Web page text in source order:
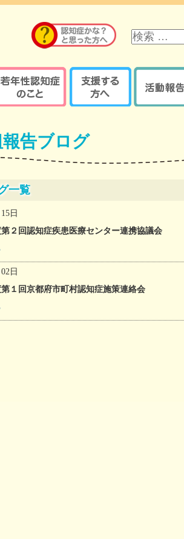
イ
ト
索
若年性認知症ならではの
諸問題
若年性認知症支援の
利用できる制度
ガイドブック
若年性認知症
個別ピアサポート事業
記憶とつなぐ
京都式認知症ケアパス
とは？
認知症にやさしい
京都府・機
【ログイン】
告ブログ
一覧
日
２回認知症疾患医療センター連携協議会
日
１回京都府市町村認知症施策連絡会